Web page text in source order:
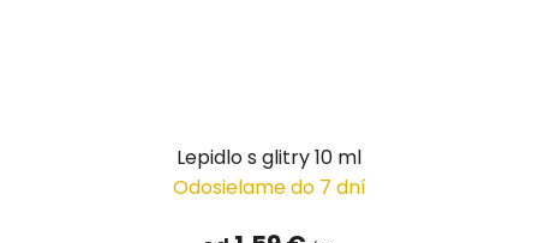
Lepidlo s glitry 10 ml
Odosielame do 7 dní